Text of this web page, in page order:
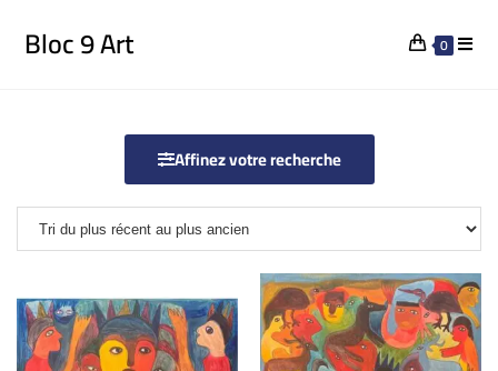
Bloc 9 Art 0
Affinez votre recherche